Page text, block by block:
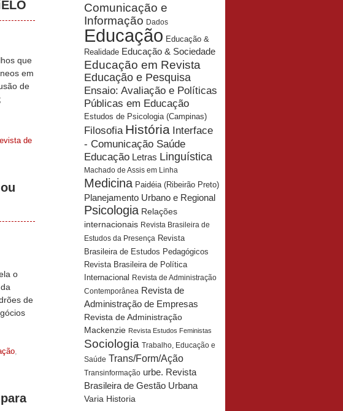
que
em
de
de
o
de
,
Comunicação e
Informação Dados
Educação Educação &
Realidade Educação & Sociedade
Educação em Revista
Educação e Pesquisa
Ensaio: Avaliação e Políticas
Públicas em Educação
Estudos de Psicologia (Campinas)
Filosofia História Interface
- Comunicação Saúde
Educação Letras Linguística
Machado de Assis em Linha
Medicina Paidéia (Ribeirão Preto)
Planejamento Urbano e Regional
Psicologia Relações
internacionais Revista Brasileira de
Estudos da Presença Revista
Brasileira de Estudos Pedagógicos
Revista Brasileira de Política
Internacional Revista de Administração
Contemporânea Revista de
Administração de Empresas
Revista de Administração
Mackenzie Revista Estudos Feministas
Sociologia Trabalho, Educação e
Saúde Trans/Form/Ação
Transinformação urbe. Revista
Brasileira de Gestão Urbana
Varia Historia